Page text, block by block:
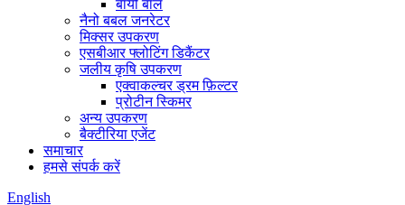
बायो बॉल
नैनो बबल जनरेटर
मिक्सर उपकरण
एसबीआर फ्लोटिंग डिकैंटर
जलीय कृषि उपकरण
एक्वाकल्चर ड्रम फ़िल्टर
प्रोटीन स्किमर
अन्य उपकरण
बैक्टीरिया एजेंट
समाचार
हमसे संपर्क करें
English